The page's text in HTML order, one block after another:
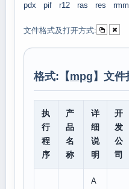
pdx
pif r12 ras res rmm
文件格式及打开方式:
格式:【mpg 】文
执
行
程
序
产
品
名
称
详
细
说
明
开
发
公
司
A